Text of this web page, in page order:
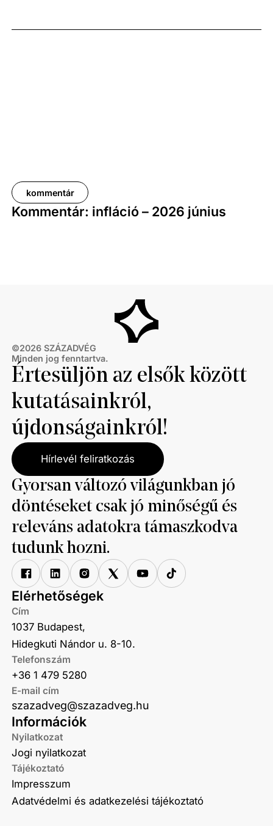
százalékot, a nettóé 11,0 százalékot tett ki, emellett
kommentár
Kommentár: infláció – 2026 június
©2026 SZÁZADVÉG
Minden jog fenntartva.
Értesüljön az elsők között
kutatásainkról,
újdonságainkról!
Hírlevél feliratkozás
Gyorsan változó világunkban jó
döntéseket csak jó minőségű és
releváns adatokra támaszkodva
tudunk hozni.
Információk
Nyilatkozat
Jogi nyilatkozat
Tájékoztató
Impresszum
Adatvédelmi és adatkezelési tájékoztató
Elérhetőségek
Cím
1037 Budapest,
Hidegkuti Nándor u. 8-10.
Telefonszám
+36 1 479 5280
E-mail cím
szazadveg@szazadveg.hu